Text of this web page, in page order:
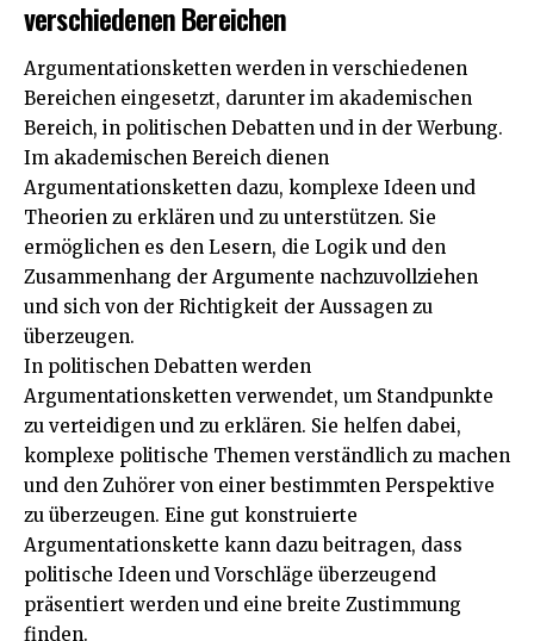
verschiedenen Bereichen
Argumentationsketten werden in verschiedenen
Bereichen eingesetzt, darunter im akademischen
Bereich, in politischen Debatten und in der Werbung.
Im akademischen Bereich dienen
Argumentationsketten dazu, komplexe Ideen und
Theorien zu erklären und zu unterstützen. Sie
ermöglichen es den Lesern, die Logik und den
Zusammenhang der Argumente nachzuvollziehen
und sich von der Richtigkeit der Aussagen zu
überzeugen.
In politischen Debatten werden
Argumentationsketten verwendet, um Standpunkte
zu verteidigen und zu erklären. Sie helfen dabei,
komplexe politische Themen verständlich zu machen
und den Zuhörer von einer bestimmten Perspektive
zu überzeugen. Eine gut konstruierte
Argumentationskette kann dazu beitragen, dass
politische Ideen und Vorschläge überzeugend
präsentiert werden und eine breite Zustimmung
finden.